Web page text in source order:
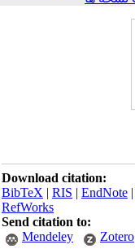
Download citation:
BibTeX|RIS|
RefWorks
Send citation to:
Mendeley